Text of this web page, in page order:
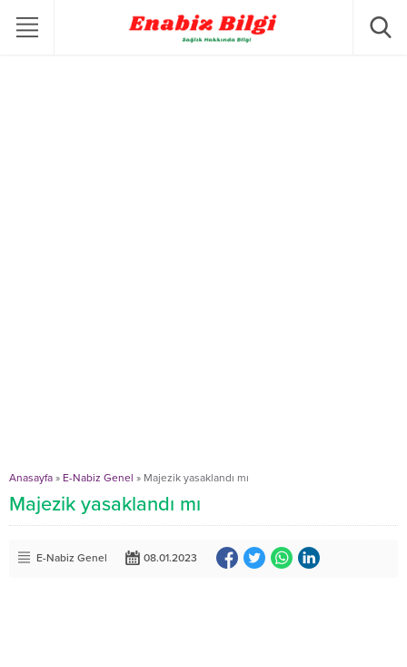
Anasayfa » E-Nabiz Genel » Majezik yasaklandı mı
Majezik yasaklandı mı
E-Nabiz Genel 08.01.2023